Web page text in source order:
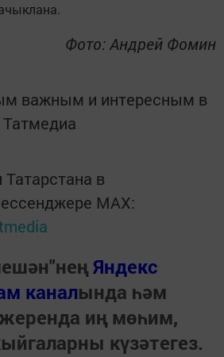
Фото: Андрей Фомин
важным и интересным в
Татмедиа
в
MАХ:
Яндекс
каналында һәм
иң мөһим,
күзәтегез.